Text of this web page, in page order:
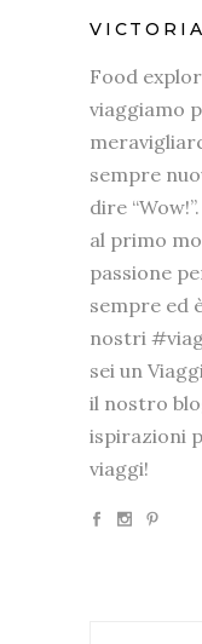
Food
viaggiamo
sempre
dire
al primo
passione
sempre ed
nostri
sei un
il nostro
ispirazioni
viaggi!